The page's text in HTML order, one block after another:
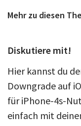
Mehr zu diesen
Diskutiere mit!
Hier kannst du
Downgrade auf
für iPhone-4s-
einfach mit